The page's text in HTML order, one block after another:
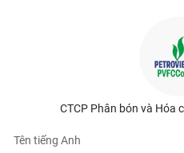
CTCP Phân bón và Hóa
Tên tiếng Anh